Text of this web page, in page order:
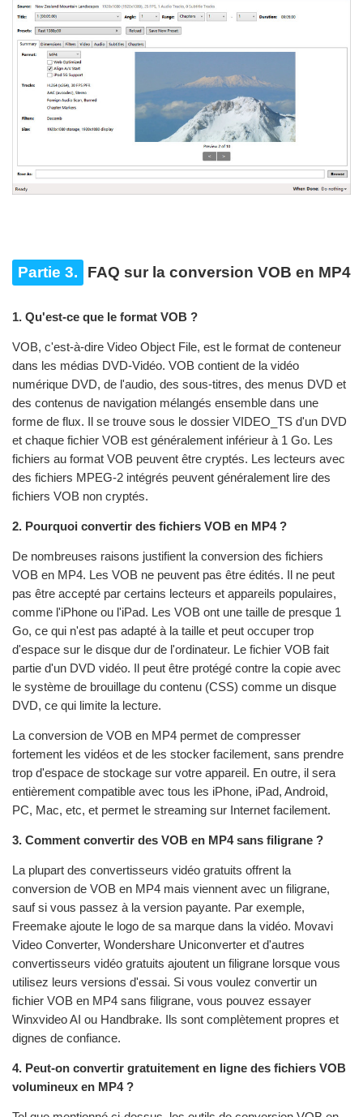
Partie 3. FAQ sur la conversion VOB en MP4
1. Qu'est-ce que le format VOB ?
VOB, c'est-à-dire Video Object File, est le format de conteneur
dans les médias DVD-Vidéo. VOB contient de la vidéo
numérique DVD, de l'audio, des sous-titres, des menus DVD et
des contenus de navigation mélangés ensemble dans une
forme de flux. Il se trouve sous le dossier VIDEO_TS d'un DVD
et chaque fichier VOB est généralement inférieur à 1 Go. Les
fichiers au format VOB peuvent être cryptés. Les lecteurs avec
des fichiers MPEG-2 intégrés peuvent généralement lire des
fichiers VOB non cryptés.
2. Pourquoi convertir des fichiers VOB en MP4 ?
De nombreuses raisons justifient la conversion des fichiers
VOB en MP4. Les VOB ne peuvent pas être édités. Il ne peut
pas être accepté par certains lecteurs et appareils populaires,
comme l'iPhone ou l'iPad. Les VOB ont une taille de presque 1
Go, ce qui n'est pas adapté à la taille et peut occuper trop
d'espace sur le disque dur de l'ordinateur. Le fichier VOB fait
partie d'un DVD vidéo. Il peut être protégé contre la copie avec
le système de brouillage du contenu (CSS) comme un disque
DVD, ce qui limite la lecture.
La conversion de VOB en MP4 permet de compresser
fortement les vidéos et de les stocker facilement, sans prendre
trop d'espace de stockage sur votre appareil. En outre, il sera
entièrement compatible avec tous les iPhone, iPad, Android,
PC, Mac, etc, et permet le streaming sur Internet facilement.
3. Comment convertir des VOB en MP4 sans filigrane ?
La plupart des convertisseurs vidéo gratuits offrent la
conversion de VOB en MP4 mais viennent avec un filigrane,
sauf si vous passez à la version payante. Par exemple,
Freemake ajoute le logo de sa marque dans la vidéo. Movavi
Video Converter, Wondershare Uniconverter et d'autres
convertisseurs vidéo gratuits ajoutent un filigrane lorsque vous
utilisez leurs versions d'essai. Si vous voulez convertir un
fichier VOB en MP4 sans filigrane, vous pouvez essayer
Winxvideo AI ou Handbrake. Ils sont complètement propres et
dignes de confiance.
4. Peut-on convertir gratuitement en ligne des fichiers VOB
volumineux en MP4 ?